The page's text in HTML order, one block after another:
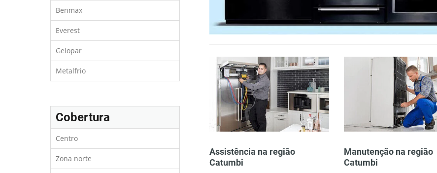
Benmax
Everest
Gelopar
Metalfrio
Cobertura
Centro
Zona norte
na região
Troca de filtro na região
Catumbi
Assistência na região
Catumbi
Manutenção na região
Catumbi